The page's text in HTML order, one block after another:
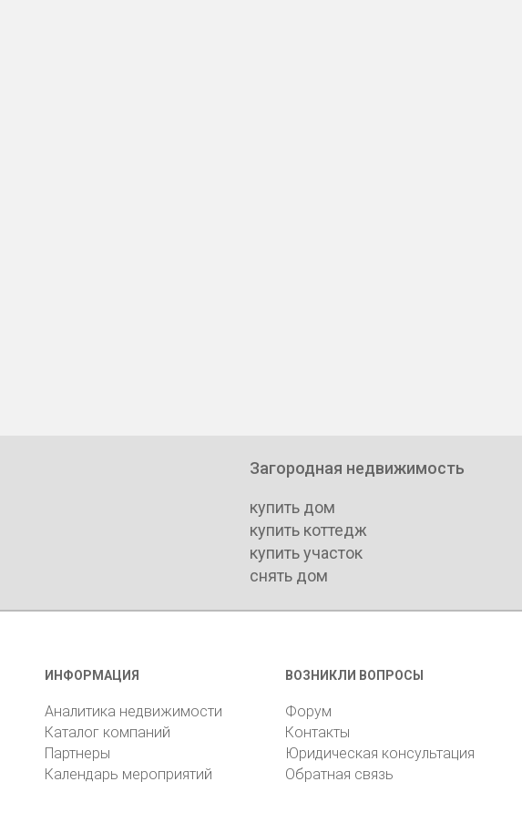
Загородная недвижимость
купить дом
купить коттедж
купить участок
снять дом
ИНФОРМАЦИЯ
Аналитика недвижимости
Каталог компаний
Партнеры
Календарь мероприятий
ВОЗНИКЛИ ВОПРОСЫ
Форум
Контакты
Юридическая консультация
Обратная связь